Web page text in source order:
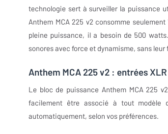
technologie sert à surveiller la puissance
Anthem MCA 225 v2 consomme
pleine puissance, il a besoin de 500
sonores avec force et dynamisme, sans
Anthem MCA 225 v2 : entrées
Le bloc de puissance Anthem MCA 225
facilement être associé à tout modèle
automatiquement, selon vos préférences.